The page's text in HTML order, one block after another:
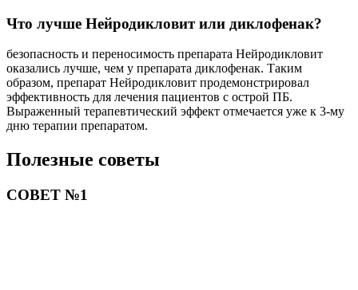
Что лучше Нейродикловит или диклофенак?
безопасность и переносимость препарата Нейродикловит
оказались лучше, чем у препарата диклофенак. Таким
образом, препарат Нейродикловит продемонстрировал
эффективность для лечения пациентов с острой ПБ.
Выраженный терапевтический эффект отмечается уже к 3-му
дню терапии препаратом.
Полезные советы
СОВЕТ №1